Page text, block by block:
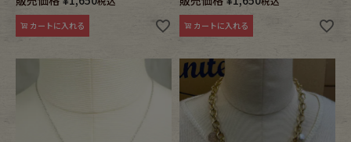
カートに入れる カートに入れる